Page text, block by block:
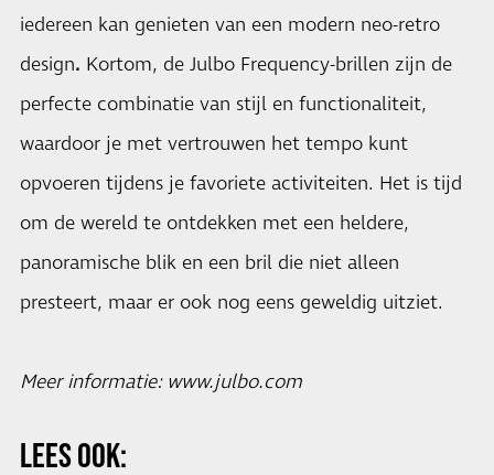
iedereen kan genieten van een modern neo-retro
design. Kortom, de Julbo Frequency-brillen zijn de
perfecte combinatie van stijl en functionaliteit,
waardoor je met vertrouwen het tempo kunt
opvoeren tijdens je favoriete activiteiten. Het is tijd
om de wereld te ontdekken met een heldere,
panoramische blik en een bril die niet alleen
presteert, maar er ook nog eens geweldig uitziet.
Meer informatie: www.julbo.com
LEES OOK: